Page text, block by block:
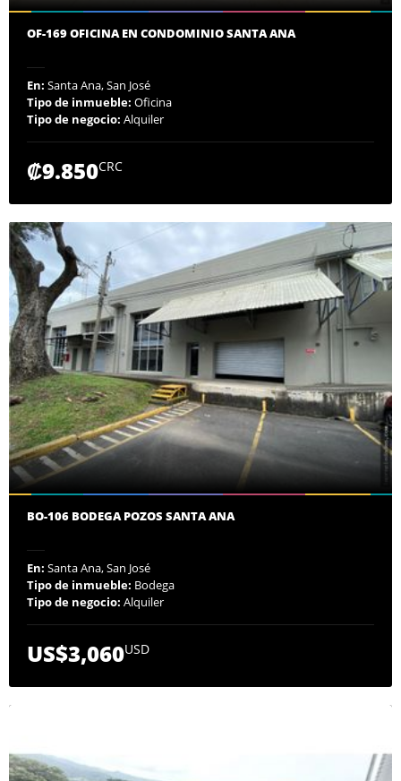
OF-169 OFICINA EN CONDOMINIO SANTA ANA
En: Santa Ana, San José
Tipo de inmueble: Oficina
Tipo de negocio: Alquiler
₡9.850CRC
BO-106 BODEGA POZOS SANTA ANA
En: Santa Ana, San José
Tipo de inmueble: Bodega
Tipo de negocio: Alquiler
US$3,060USD